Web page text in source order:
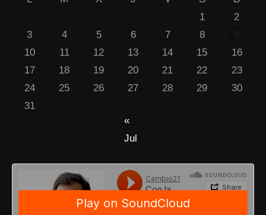
1
2
3
4 5 6 7 8
10
11 12 13 14 15
16
17
18 19 20 21 22
23
24
25 26 27 28 29
30
31
«
Jul